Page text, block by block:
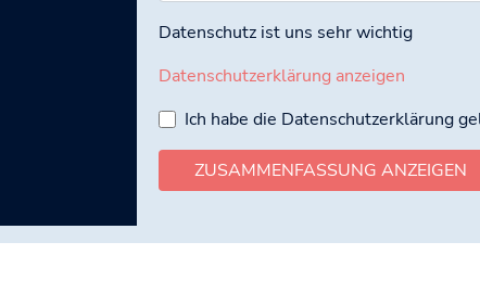
Datenschutz ist uns sehr wichtig
Datenschutzerklärung anzeigen
Ich habe die Datenschutzerklärung
ZUSAMMENFASSUNG ANZEIGEN